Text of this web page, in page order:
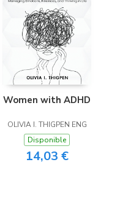
Women with ADHD
OLIVIA I. THIGPEN ENG
Disponible
14,03 €